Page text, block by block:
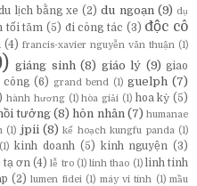
lịch bằng xe (2) du ngoạn (9) dụ
tối tăm (5) đi công tác (3) độc cô
(4) francis-xavier nguyễn văn thuận (1)
giáng sinh (8) giáo lý (9) giao
công (6) grand bend (1) guelph (7)
hành hương (1) hòa giải (1) hoa kỳ (5)
tưởng (8) hôn nhân (7) humanae
(1) jpii (8) kế hoạch kungfu panda (1)
(1) kinh doanh (5) kinh nguyện (3)
tạ ơn (4) lễ tro (1) linh thao (1) linh tinh
(2) lumen fidei (1) máy vi tính (1) mầu